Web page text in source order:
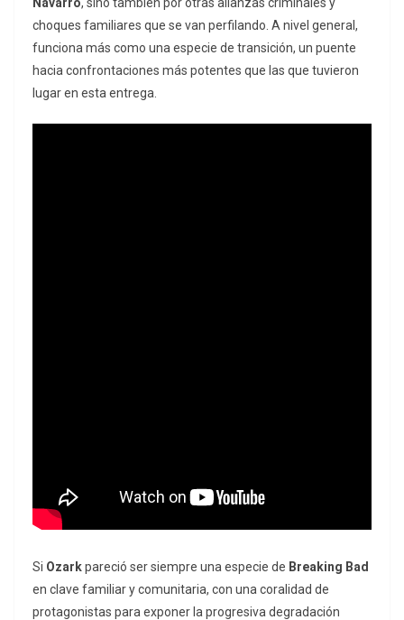
choques familiares que se van perfilando. A nivel general,
funciona más como una especie de transición, un puente
hacia confrontaciones más potentes que las que tuvieron
lugar en esta entrega.
Si Ozarkpareció ser siempre una especie de Breaking Bad
en clave familiar y comunitaria, con una coralidad de
protagonistas para exponer la progresiva degradación